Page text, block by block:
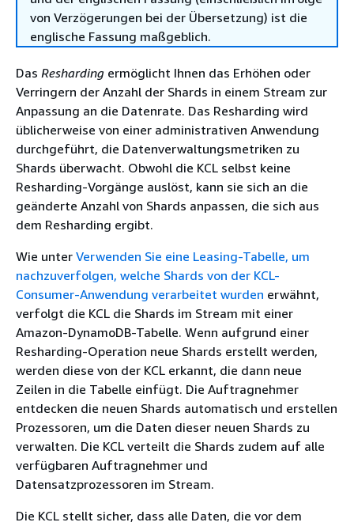
von Verzögerungen bei der Übersetzung) ist die
englische Fassung maßgeblich.
Das Resharding ermöglicht Ihnen das Erhöhen oder
Verringern der Anzahl der Shards in einem Stream zur
Anpassung an die Datenrate. Das Resharding wird
üblicherweise von einer administrativen Anwendung
durchgeführt, die Datenverwaltungsmetriken zu
Shards überwacht. Obwohl die KCL selbst keine
Resharding-Vorgänge auslöst, kann sie sich an die
geänderte Anzahl von Shards anpassen, die sich aus
dem Resharding ergibt.
Wie unter Verwenden Sie eine Leasing-Tabelle, um
nachzuverfolgen, welche Shards von der KCL-
Consumer-Anwendung verarbeitet wurden erwähnt,
verfolgt die KCL die Shards im Stream mit einer
Amazon-DynamoDB-Tabelle. Wenn aufgrund einer
Resharding-Operation neue Shards erstellt werden,
werden diese von der KCL erkannt, die dann neue
Zeilen in die Tabelle einfügt. Die Auftragnehmer
entdecken die neuen Shards automatisch und erstellen
Prozessoren, um die Daten dieser neuen Shards zu
verwalten. Die KCL verteilt die Shards zudem auf alle
verfügbaren Auftragnehmer und
Datensatzprozessoren im Stream.
Die KCL stellt sicher, dass alle Daten, die vor dem